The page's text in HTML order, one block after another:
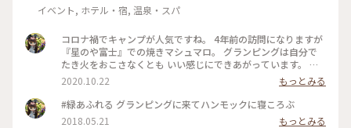
イベント, ホテル・宿, 温泉・スパ
コロナ禍でキャンプが人気ですね。 4年前の訪問になりますが
『星のや富士』での焼きマシュマロ。 グランピングは自分で
たき火をおこさなくとも いい感じにできあがっています。 マ
シュマロも焼き放題♡ アウトドア仕様のマグカップも 気分が
盛り上がります。 #小さな秋 #うつわ好き #グランピング
#星のや #焼きマシュマロ
2020.10.22
もっとみる
#緑あふれる グランピングに来てハンモックに寝ころぶ
2018.05.21
もっとみる